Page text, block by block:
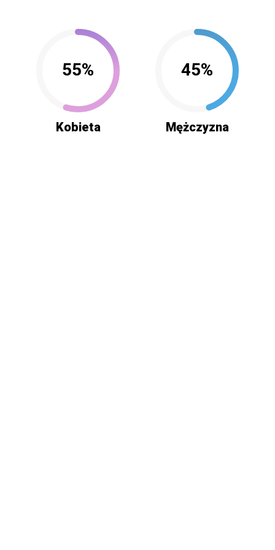
55%
Kobieta
45%
Mężczyzna